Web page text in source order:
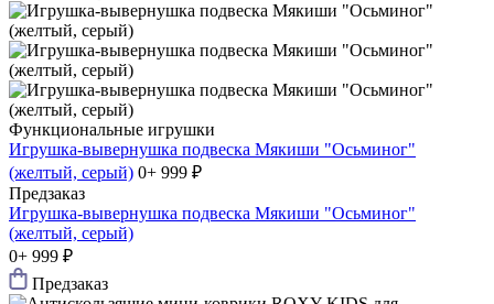
Функциональные игрушки
Игрушка-вывернушка подвеска Мякиши "Осьминог"
(желтый, серый) 0+ 999 ₽
Предзаказ
Игрушка-вывернушка подвеска Мякиши "Осьминог"
(желтый, серый)
0+ 999 ₽
Предзаказ